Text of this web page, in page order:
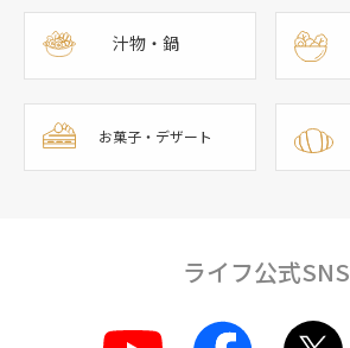
汁物・鍋
お菓子・デザート
ライフ公式SNS